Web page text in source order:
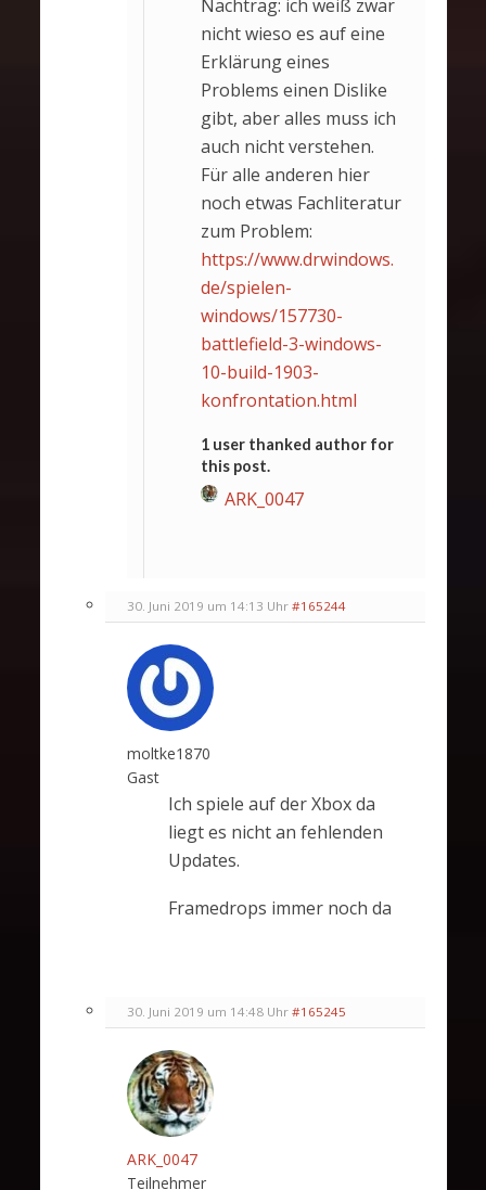
Nachtrag: ich weiß zwar
nicht wieso es auf eine
Erklärung eines
Problems einen Dislike
gibt, aber alles muss ich
auch nicht verstehen.
Für alle anderen hier
noch etwas Fachliteratur
zum Problem:
https://www.drwindows.
de/spielen-
windows/157730-
battlefield-3-windows-
10-build-1903-
konfrontation.html
1 user thanked author for
this post.
ARK_0047
30. Juni 2019 um 14:13 Uhr #165244
moltke1870
Gast
Ich spiele auf der Xbox da
liegt es nicht an fehlenden
Updates.
Framedrops immer noch da
30. Juni 2019 um 14:48 Uhr #165245
ARK_0047
Teilnehmer